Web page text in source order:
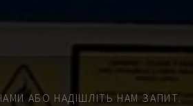
АБО НАДІШЛІТЬ НАМ ЗАПИТ.